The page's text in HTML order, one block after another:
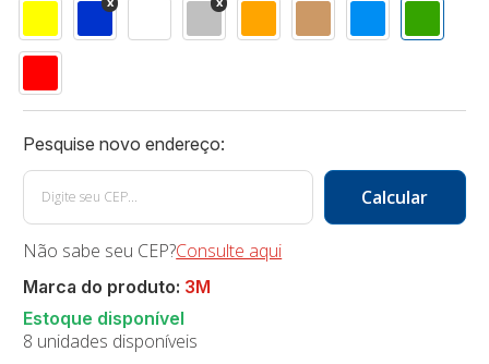
Não sabe seu CEP?Consulte aqui
8 unidades disponíveis
Marca do produto: 3M